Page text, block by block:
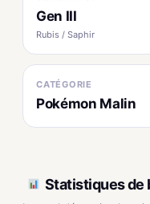
Gen III
Rubis / Saphir
CATÉGORIE
Pokémon Malin
Statistiques de